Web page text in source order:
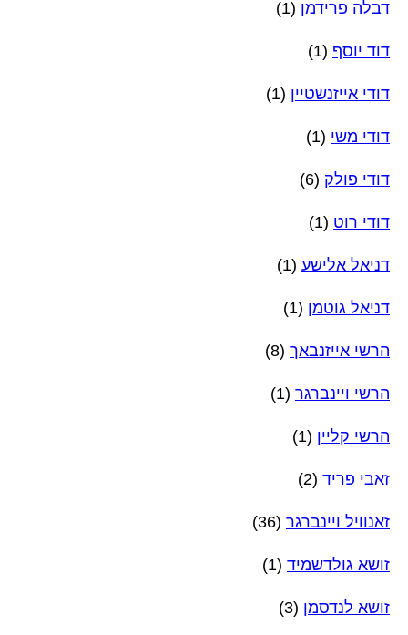
דבלה פרידמן (1)
דוד יוסף (1)
דודי אייזנשטיין (1)
דודי משי (1)
דודי פולק (6)
דודי רוט (1)
דניאל אלישע (1)
דניאל גוטמן (1)
הרשי אייזנבאך (8)
הרשי ויינברגר (1)
הרשי קליין (1)
זאבי פריד (2)
זאנוויל ויינברגר (36)
זושא גולדשמיד (1)
זושא לנדסמן (3)